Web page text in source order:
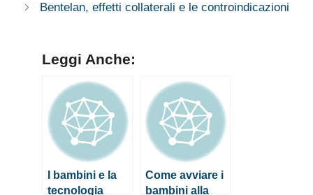
Bentelan, effetti collaterali e le controindicazioni
Leggi Anche:
I bambini e la
tecnologia
Come avviare i
bambini alla